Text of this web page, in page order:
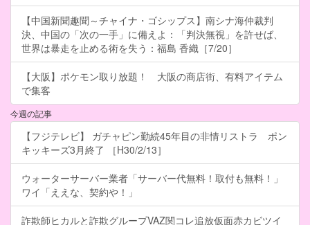
【中国新聞趣聞～チャイナ・ゴシップス】南シナ海仲裁判
決、中国の「次の一手」に備えよ：「判決無視」を許せば、
世界は暴走を止める術を失う：福島 香織［7/20］
【大阪】ポケモン取り放題！ 大阪の商店街、有料アイテム
で集客
今週の記事
【フジテレビ】 ガチャピン勤続45年目の非情リストラ ポン
キッキーズ3月終了 ［H30/2/13］
ウォーターサーバー業者「サーバー代無料！取付も無料！」
ワイ「ええな、契約や！」
詐欺師ヒカルと詐欺グループVAZ関コレ追放仮面赤カビツイ